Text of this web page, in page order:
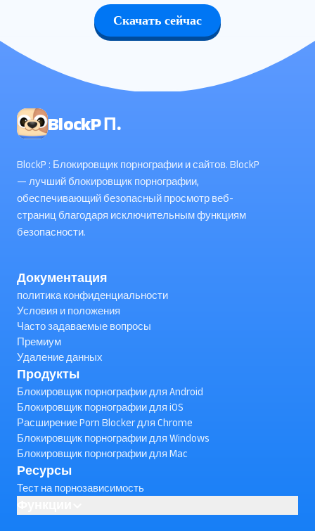
Скачать сейчас
BlockP П.
BlockP : Блокировщик порнографии и сайтов. BlockP
— лучший блокировщик порнографии,
обеспечивающий безопасный просмотр веб-
страниц благодаря исключительным функциям
безопасности.
Документация
политика конфиденциальности
Условия и положения
Часто задаваемые вопросы
Премиум
Удаление данных
Продукты
Блокировщик порнографии для Android
Блокировщик порнографии для iOS
Расширение Porn Blocker для Chrome
Блокировщик порнографии для Windows
Блокировщик порнографии для Mac
Ресурсы
Тест на порнозависимость